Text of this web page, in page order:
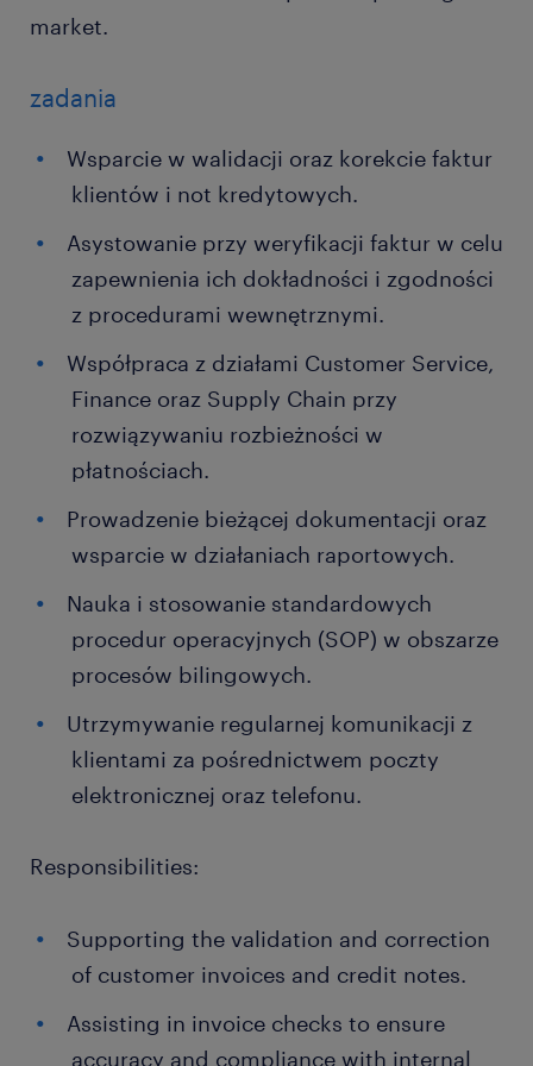
market.
zadania
Wsparcie w walidacji oraz korekcie faktur
klientów i not kredytowych.
Asystowanie przy weryfikacji faktur w celu
zapewnienia ich dokładności i zgodności
z procedurami wewnętrznymi.
Współpraca z działami Customer Service,
Finance oraz Supply Chain przy
rozwiązywaniu rozbieżności w
płatnościach.
Prowadzenie bieżącej dokumentacji oraz
wsparcie w działaniach raportowych.
Nauka i stosowanie standardowych
procedur operacyjnych (SOP) w obszarze
procesów bilingowych.
Utrzymywanie regularnej komunikacji z
klientami za pośrednictwem poczty
elektronicznej oraz telefonu.
Responsibilities:
Supporting the validation and correction
of customer invoices and credit notes.
Assisting in invoice checks to ensure
accuracy and compliance with internal